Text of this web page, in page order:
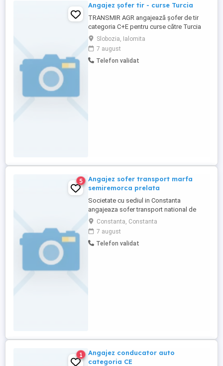
Angajez șofer tir - curse Turcia
TRANSMIR AGR angajează șofer de tir
categoria C+E pentru curse către Turcia
tur-retur. Salariu: 550 euro per cursă.
Slobozia, Ialomita
7 august
Telefon validat
5
Angajez sofer transport marfa
semiremorca prelata
Societate cu sediul in Constanta
angajeaza sofer transport national de
marfa . PENSIONARII SUNT ACCEPTATI.
Se lucreaza in program , fara supratonaj.
Necesar experienta, permis de conducere
categoria C +E, card tahograf valabil
Constanta, Constanta
7 august
Telefon validat
1
Angajez conducator auto
categoria CE